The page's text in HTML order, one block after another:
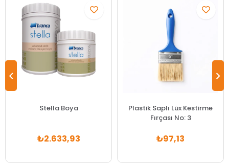
Stella Boya
₺2.633,93
Plastik Saplı Lüx Kestirme
Fırçası No: 3
₺97,13